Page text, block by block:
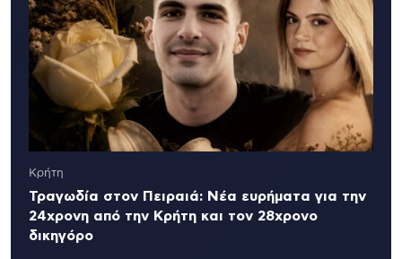
Κρήτη
Τραγωδία στον Πειραιά: Νέα ευρήματα για την
24χρονη από την Κρήτη και τον 28χρονο
δικηγόρο